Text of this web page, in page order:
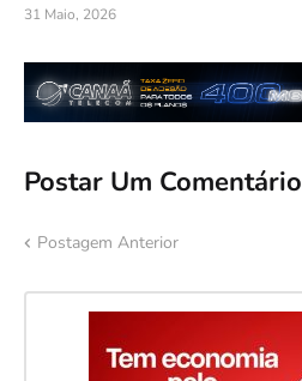
31 Maio, 2026
Postar Um Comentário
Postagem Anterior